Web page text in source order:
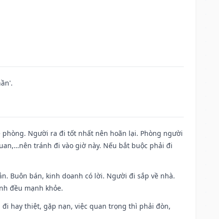
Người ra đi tốt nhất nên hoãn lại. Phòng người
tránh đi vào giờ này. Nếu bắt buộc phải đi
Buôn bán, kinh doanh có lời. Người đi sắp về nhà.
đều mạnh khỏe.
hay thiệt, gặp nạn, việc quan trọng thì phải đòn,